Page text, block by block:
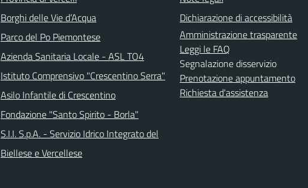
Borghi delle Vie d’Acqua
Parco del Po Piemontese
Azienda Sanitaria Locale - ASL TO4
Istituto Comprensivo "Crescentino Serra"
Asilo Infantile di Crescentino
Fondazione "Santo Spirito - Borla"
S.I.I. S.p.A. - Servizio Idrico Integrato del
Biellese e Vercellese
Dichiarazione di accessibilità
Amministrazione trasparente
Leggi le FAQ
Segnalazione disservizio
Prenotazione appuntamento
Richiesta d'assistenza